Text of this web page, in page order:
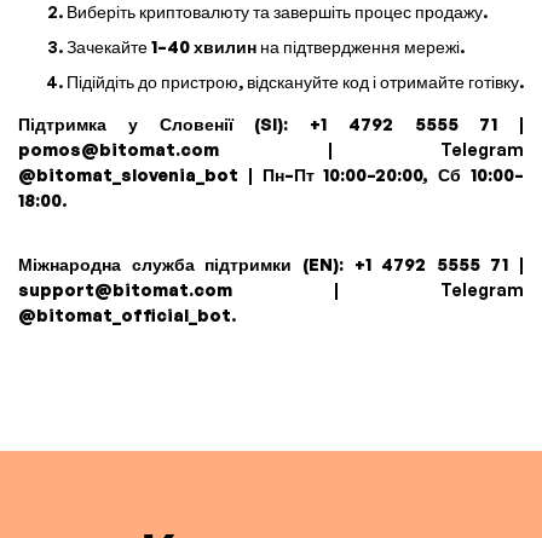
Виберіть криптовалюту та завершіть процес продажу.
Зачекайте1–40 хвилин на підтвердження мережі.
Підійдіть до пристрою, відскануйте код і отримайте готівку.
Підтримка у Словенії (SI): +1 4792 5555 71 |
pomos@bitomat.com | Telegram
@bitomat_slovenia_bot | Пн–Пт 10:00–20:00, Сб 10:00–
18:00.
Міжнародна служба підтримки (EN): +1 4792 5555 71 |
support@bitomat.com | Telegram
@bitomat_official_bot.